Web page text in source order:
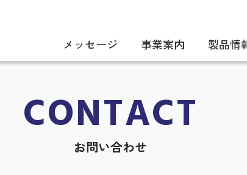
メッセージ 事業案内 製品情
CONTACT
お問い合わせ